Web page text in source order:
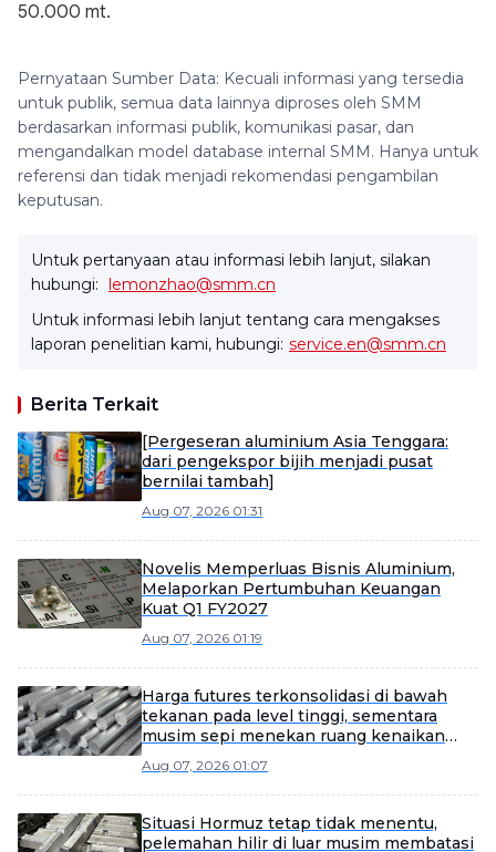
50.000 mt.
Pernyataan Sumber Data: Kecuali informasi yang tersedia
untuk publik, semua data lainnya diproses oleh SMM
berdasarkan informasi publik, komunikasi pasar, dan
mengandalkan model database internal SMM. Hanya untuk
referensi dan tidak menjadi rekomendasi pengambilan
keputusan.
Untuk pertanyaan atau informasi lebih lanjut, silakan
hubungi: lemonzhao@smm.cn
Untuk informasi lebih lanjut tentang cara mengakses
laporan penelitian kami, hubungi: service.en@smm.cn
Berita Terkait
[Pergeseran aluminium Asia Tenggara:
dari pengekspor bijih menjadi pusat
bernilai tambah]
Aug 07, 2026 01:31
Novelis Memperluas Bisnis Aluminium,
Melaporkan Pertumbuhan Keuangan
Kuat Q1 FY2027
Aug 07, 2026 01:19
Harga futures terkonsolidasi di bawah
tekanan pada level tinggi, sementara
musim sepi menekan ruang kenaikan
Aluminium Cor]
Aug 07, 2026 01:07
Situasi Hormuz tetap tidak menentu,
pelemahan hilir di luar musim membatasi